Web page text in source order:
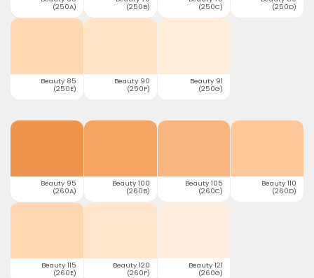
(250A)
(250B)
(250C)
(250D)
Beauty 85
(250E)
Beauty 90
(250F)
Beauty 91
(250G)
Beauty 95
(260A)
Beauty 100
(260B)
Beauty 105
(260C)
Beauty 110
(260D)
Beauty 115
(260E)
Beauty 120
(260F)
Beauty 121
(260G)